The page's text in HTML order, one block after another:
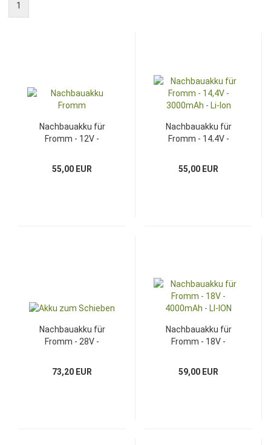
1
Nachbauakku für
Fromm - 12V -
55,00 EUR
Nachbauakku für
Fromm - 14,4V -
55,00 EUR
Nachbauakku für
Fromm - 28V -
73,20 EUR
Nachbauakku für
Fromm - 18V -
59,00 EUR